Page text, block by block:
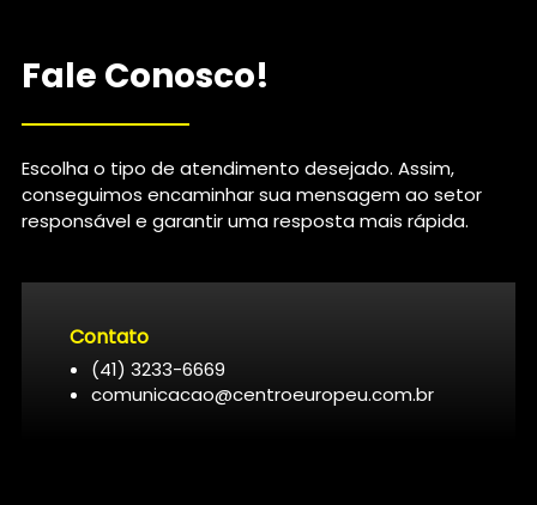
Fale Conosco!
Escolha o tipo de atendimento desejado. Assim,
conseguimos encaminhar sua mensagem ao setor
responsável e garantir uma resposta mais rápida.
Contato
(41) 3233-6669
comunicacao@centroeuropeu.com.br